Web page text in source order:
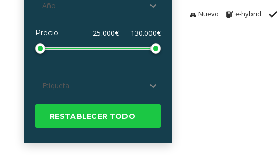
Año
Precio 25.000€ — 130.000€
Etiqueta
RESTABLECER TODO
Nuevo e-hybrid